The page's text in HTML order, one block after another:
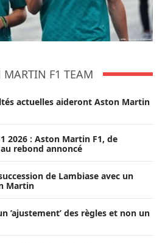
MARTIN F1 TEAM
actuelles aideront Aston Martin
2026 : Aston Martin F1, de
rebond annoncé
de Lambiase avec un
Martin
’ajustement’ des règles et non un